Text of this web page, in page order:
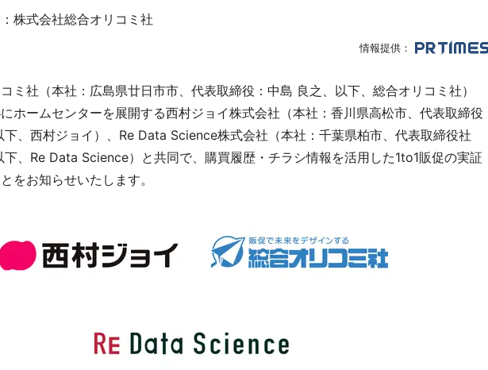
株式会社総合オリコミ社
情報提供：
ミ社（本社：広島県廿日市市、代表取締役：中島 良之、以下、総合オリコミ社）
ホームセンターを展開する西村ジョイ株式会社（本社：香川県高松市、代表取締役
、西村ジョイ）、Re Data Science株式会社（本社：千葉県柏市、代表取締役社
、Re Data Science）と共同で、購買履歴・チラシ情報を活用した1to1販促の実証
をお知らせいたします。